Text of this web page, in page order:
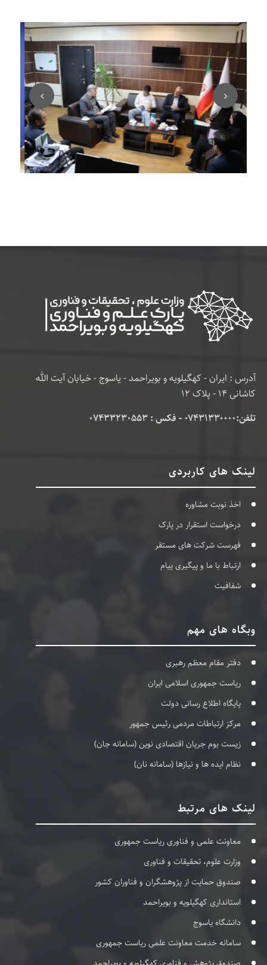
آدرس : ایران - کهگیلویه و بویراحمد - یاسوج - خیابان آیت الله
کاشانی 14 - پلاک 12
تلفن:۰۷۴۳۱۳۳۰۰۰۰ - فکس : 07433230553
لینک های کاربردی
اخذ نوبت مشاوره
درخواست استقرار در پارک
فهرست شرکت های مستقر
ارتباط با ما و پیگیری پیام
شفافیت
وبگاه های مهم
دفتر مقام معظم رهبری
ریاست جمهوری اسلامی ایران
پایگاه اطلاع رسانی دولت
مرکز ارتباطات مردمی رئیس جمهور
زیست بوم جریان اقتصادی نوین (سامانه جان)
نظام ایده ها و نیازها (سامانه نان)
لینک های مرتبط
معاونت علمی و فناوری ریاست جمهوری
وزارت علوم، تحقیقات و فناوری
صندوق حمایت از پژوهشگران و فناوران کشور
استانداری کهگیلویه و بویراحمد
دانشگاه یاسوج
سامانه خدمت معاونت علمی ریاست جمهوری